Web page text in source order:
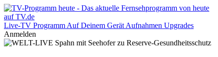
Live-TV Programm Auf Deinem Gerät Aufnahmen Upgrades
Anmelden